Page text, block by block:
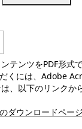
テンツをPDF形式
くには、Adobe
、以下のリンクか
ダウンロードページ